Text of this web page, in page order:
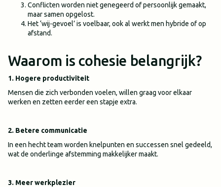
Conflicten worden niet genegeerd of persoonlijk gemaakt,
maar samen opgelost.
Het ‘wij-gevoel’ is voelbaar, ook al werkt men hybride of op
afstand.
Waarom is cohesie belangrijk?
1. Hogere productiviteit
Mensen die zich verbonden voelen, willen graag voor elkaar
werken en zetten eerder een stapje extra.
2. Betere communicatie
In een hecht team worden knelpunten en successen snel gedeeld,
wat de onderlinge afstemming makkelijker maakt.
3. Meer werkplezier